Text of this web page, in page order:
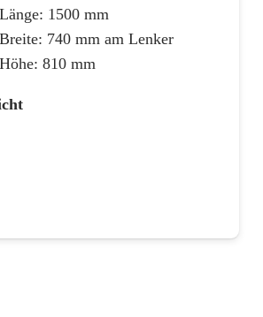
1500 mm
740 mm am Lenker
810 mm